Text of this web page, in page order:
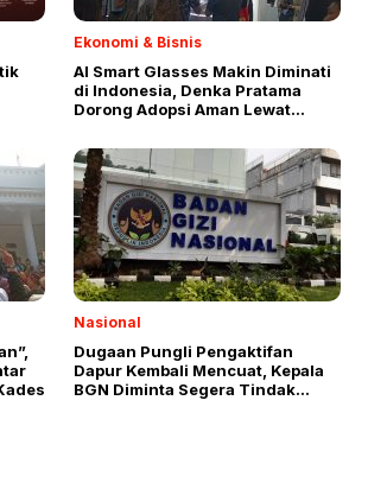
Ekonomi & Bisnis
AI Smart Glasses Makin Diminati
di Indonesia, Denka Pratama
Dorong Adopsi Aman Lewat
Nasional
Dugaan Pungli Pengaktifan
Dapur Kembali Mencuat, Kepala
BGN Diminta Segera Tindak